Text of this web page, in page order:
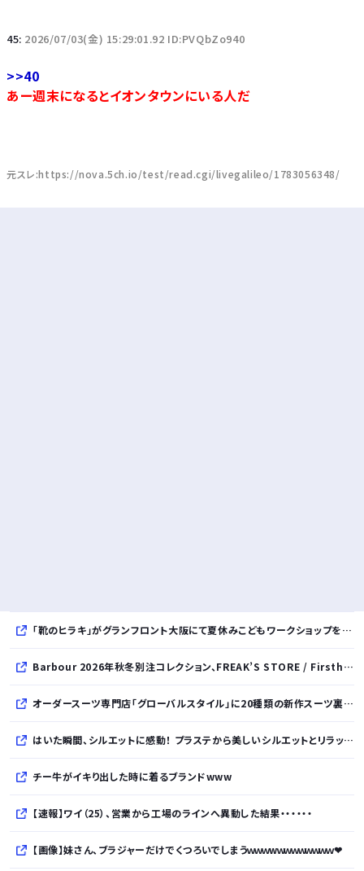
45: 2026/07/03(金) 15:29:01.92 ID:PVQbZo940
>>40
あー週末になるとイオンタウンにいる人だ
元スレ:https://nova.5ch.io/test/read.cgi/livegalileo/1783056348/
「靴のヒラキ」がグランフロント大阪にて夏休みこどもワークショップを開催！親子で楽しむ靴デコレーション体験や足の計測会
Barbour 2026年秋冬別注コレクション、FREAK’S STORE / Firsthand / Freadaから登場
オーダースーツ専門店「グローバルスタイル」に20種類の新作スーツ裏地が登場！おしゃれな花柄・サッカーボール・フラミンゴ・虎・フラガール・リゾート柄など豊富！
はいた瞬間、シルエットに感動！ プラステから美しいシルエットとリラックス感を両立したタックワイドパンツが登場
チー牛がイキり出した時に着るブランドwww
【速報】ワイ（25）、営業から工場のラインへ異動した結果・・・・・・
【画像】妹さん、ブラジャーだけでくつろいでしまうｗｗｗwｗｗｗｗｗｗｗｗ❤